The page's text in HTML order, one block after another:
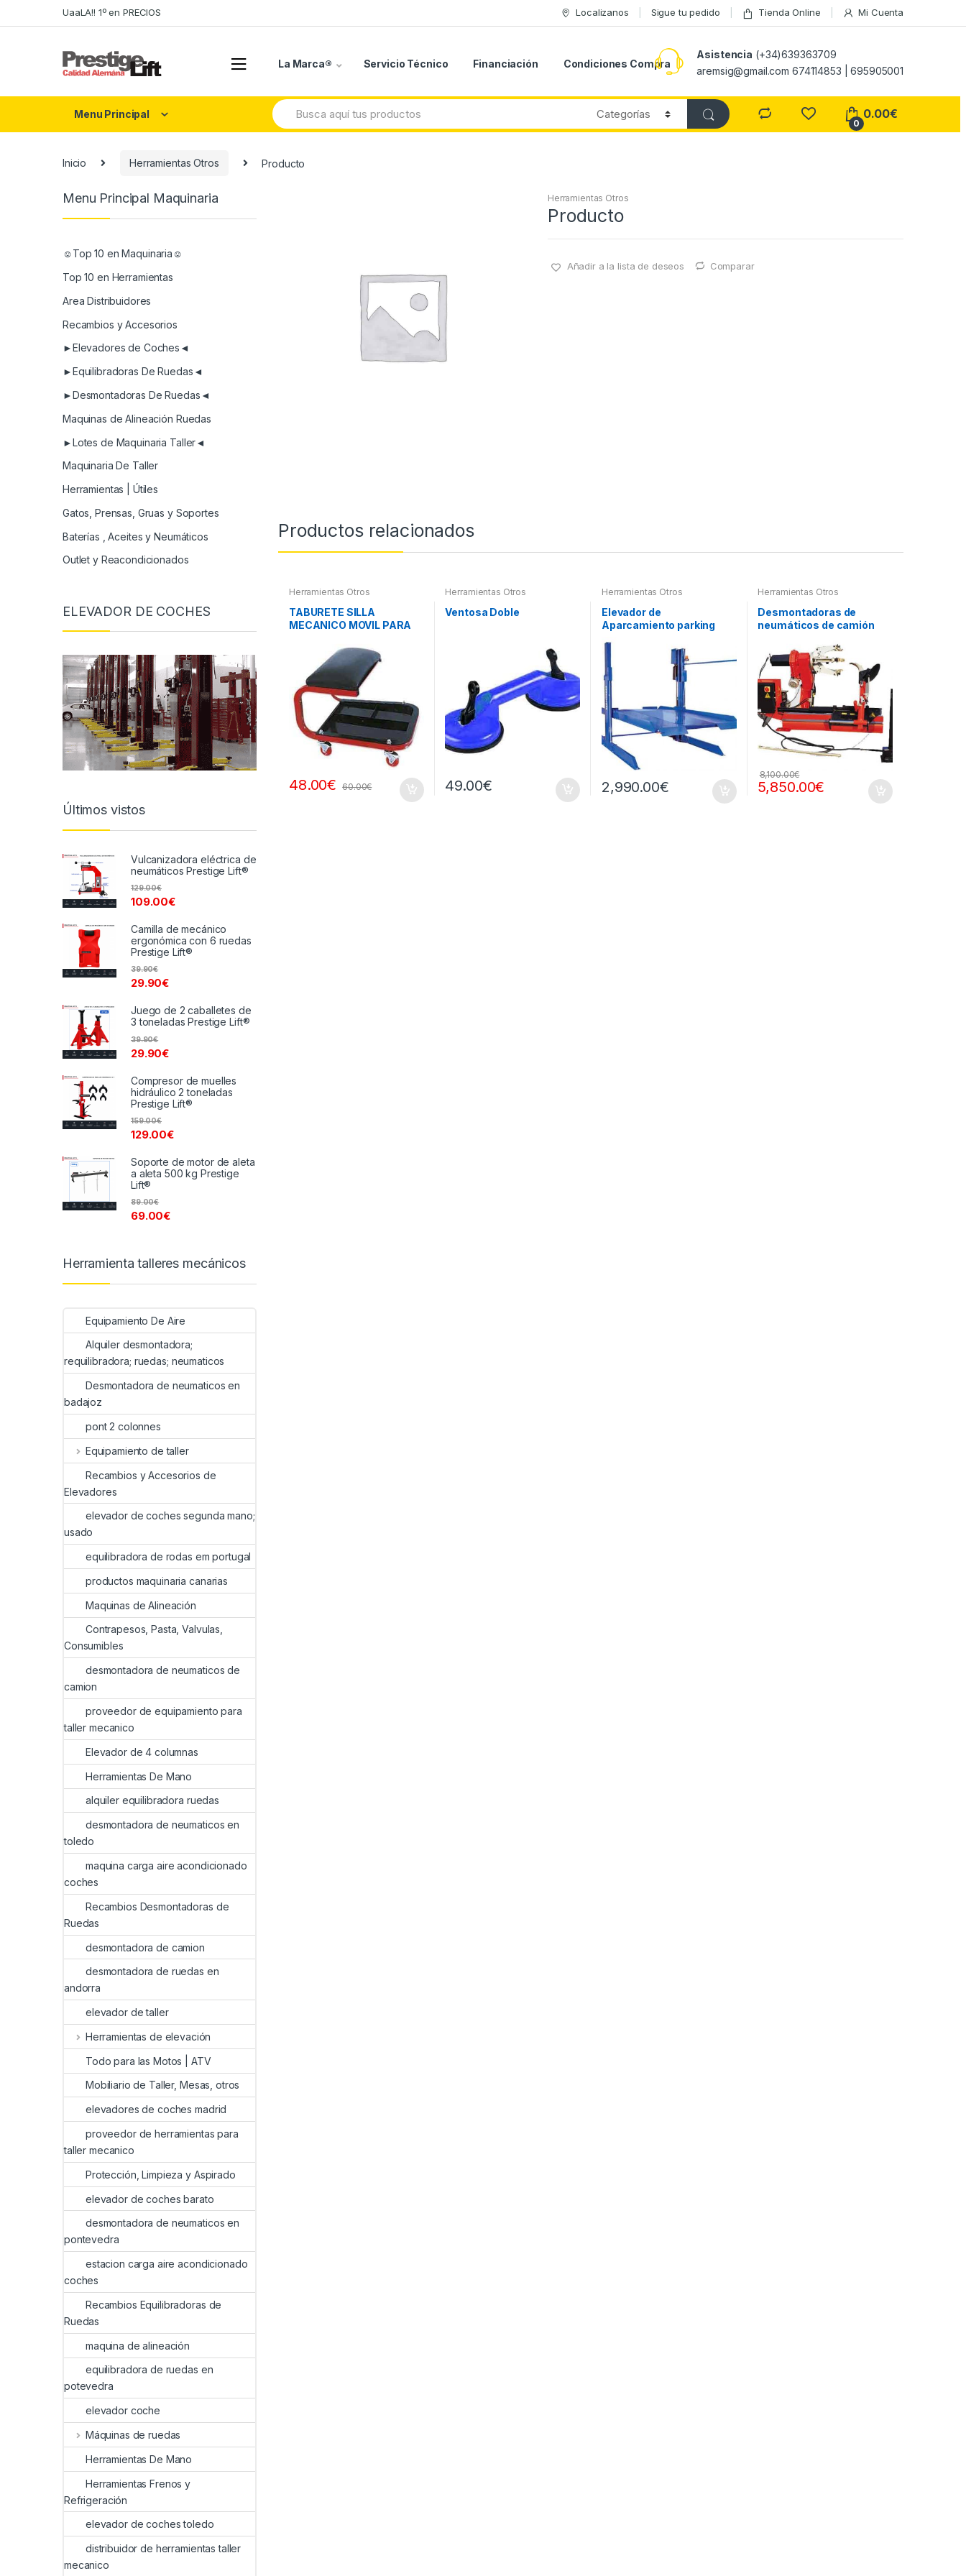
to
to
UaaLA!! 1º en PRECIOS Localizanos Sigue tu pedido Tienda Online Mi Cuenta
La Marca® Servicio Técnico Financiación Condiciones Compra
Asistencia (+34)639363709
aremsig@gmail.com 674114853 | 695905001
Menu Principal
Search
for:
0
0.00€
Inicio Herramientas Otros Producto
Herramientas Otros
Producto
Añadir a la lista de deseos Comparar
Productos relacionados
Herramientas Otros
TABURETE SILLA
MECANICO MOVIL PARA
48.00€ 60.00€
Herramientas Otros
Ventosa Doble
49.00€
Herramientas Otros
Elevador de
Aparcamiento parking
2,990.00€
Herramientas Otros
Desmontadoras de
neumáticos de camión
5,850.00€
8,100.00€
Menu Principal Maquinaria
☺Top 10 en Maquinaria☺
Top 10 en Herramientas
Area Distribuidores
Recambios y Accesorios
►Elevadores de Coches◄
►Equilibradoras De Ruedas◄
►Desmontadoras De Ruedas◄
Maquinas de Alineación Ruedas
►Lotes de Maquinaria Taller◄
Maquinaria De Taller
Herramientas | Útiles
Gatos, Prensas, Gruas y Soportes
Baterías , Aceites y Neumáticos
Outlet y Reacondicionados
ELEVADOR DE COCHES
Últimos vistos
Vulcanizadora eléctrica de
neumáticos Prestige Lift®
109.00€
129.00€
Camilla de mecánico
ergonómica con 6 ruedas
Prestige Lift®
29.90€
39.90€
Juego de 2 caballetes de
3 toneladas Prestige Lift®
29.90€
39.90€
Compresor de muelles
hidráulico 2 toneladas
Prestige Lift®
129.00€
159.00€
Soporte de motor de aleta
a aleta 500 kg Prestige
Lift®
69.00€
89.00€
Herramienta talleres mecánicos
Equipamiento De Aire
Alquiler desmontadora;
requilibradora; ruedas; neumaticos
Desmontadora de neumaticos en
badajoz
pont 2 colonnes
Equipamiento de taller
Recambios y Accesorios de
Elevadores
elevador de coches segunda mano;
usado
equilibradora de rodas em portugal
productos maquinaria canarias
Maquinas de Alineación
Contrapesos, Pasta, Valvulas,
Consumibles
desmontadora de neumaticos de
camion
proveedor de equipamiento para
taller mecanico
Elevador de 4 columnas
Herramientas De Mano
alquiler equilibradora ruedas
desmontadora de neumaticos en
toledo
maquina carga aire acondicionado
coches
Recambios Desmontadoras de
Ruedas
desmontadora de camion
desmontadora de ruedas en
andorra
elevador de taller
Herramientas de elevación
Todo para las Motos | ATV
Mobiliario de Taller, Mesas, otros
elevadores de coches madrid
proveedor de herramientas para
taller mecanico
Protección, Limpieza y Aspirado
elevador de coches barato
desmontadora de neumaticos en
pontevedra
estacion carga aire acondicionado
coches
Recambios Equilibradoras de
Ruedas
maquina de alineación
equilibradora de ruedas en
potevedra
elevador coche
Máquinas de ruedas
Herramientas De Mano
Herramientas Frenos y
Refrigeración
elevador de coches toledo
distribuidor de herramientas taller
mecanico